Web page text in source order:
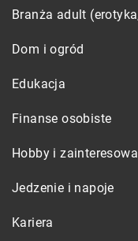
Branża adult
Dom i ogród
Edukacja
Finanse osobiste
Hobby i
Jedzenie i napoje
Kariera